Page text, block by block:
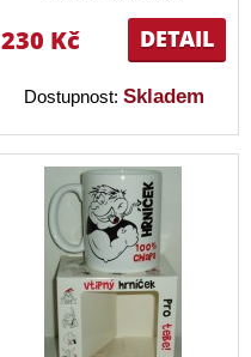
DETAIL
230 Kč
Dostupnost: Skladem